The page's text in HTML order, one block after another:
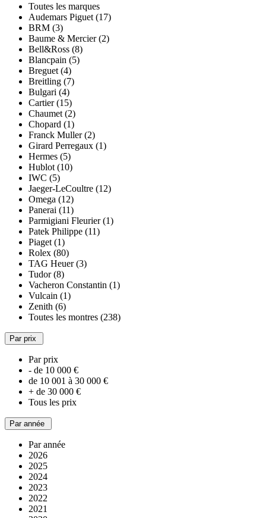
Toutes les marques
Audemars Piguet (17)
BRM (3)
Baume & Mercier (2)
Bell&Ross (8)
Blancpain (5)
Breguet (4)
Breitling (7)
Bulgari (4)
Cartier (15)
Chaumet (2)
Chopard (1)
Franck Muller (2)
Girard Perregaux (1)
Hermes (5)
Hublot (10)
IWC (5)
Jaeger-LeCoultre (12)
Omega (12)
Panerai (11)
Parmigiani Fleurier (1)
Patek Philippe (11)
Piaget (1)
Rolex (80)
TAG Heuer (3)
Tudor (8)
Vacheron Constantin (1)
Vulcain (1)
Zenith (6)
Toutes les montres (238)
Par prix
Par prix
- de 10 000 €
de 10 001 à 30 000 €
+ de 30 000 €
Tous les prix
Par année
Par année
2026
2025
2024
2023
2022
2021